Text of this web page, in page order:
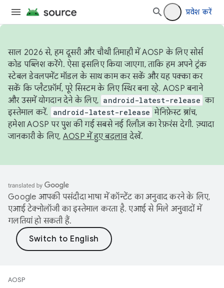
प्रवेश करें
साल 2026 से, हम दूसरी और चौथी तिमाही में AOSP के लिए सोर्स
कोड पब्लिश करेंगे. ऐसा इसलिए किया जाएगा, ताकि हम अपने ट्रंक
स्टेबल डेवलपमेंट मॉडल के साथ काम कर सकें और यह पक्का कर
सकें कि प्लैटफ़ॉर्म, पूरे सिस्टम के लिए स्थिर बना रहे. AOSP बनाने
और उसमें योगदान देने के लिए, android-latest-release का
इस्तेमाल करें.
android-latest-release मेनिफ़ेस्ट ब्रांच,
हमेशा AOSP पर पुश की गई सबसे नई रिलीज़ का रेफ़रंस देगी. ज़्यादा
जानकारी के लिए, AOSP में हुए बदलावदेखें.
Google आपकी पसंदीदा भाषा में कॉन्टेंट का अनुवाद करने के लिए,
एआई टेक्नोलॉजी का इस्तेमाल करता है. एआई से मिले अनुवादों में
गलतियां हो सकती हैं.
AOSP